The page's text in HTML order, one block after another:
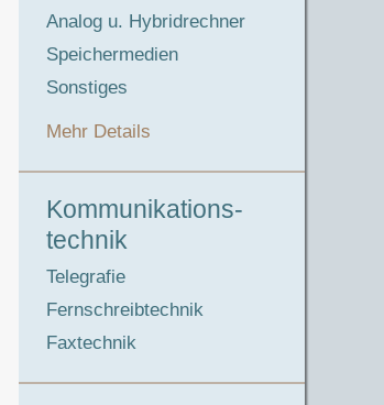
Analog u. Hybridrechner
Speichermedien
Sonstiges
Mehr Details
Kommunikations-
technik
Telegrafie
Fernschreibtechnik
Faxtechnik